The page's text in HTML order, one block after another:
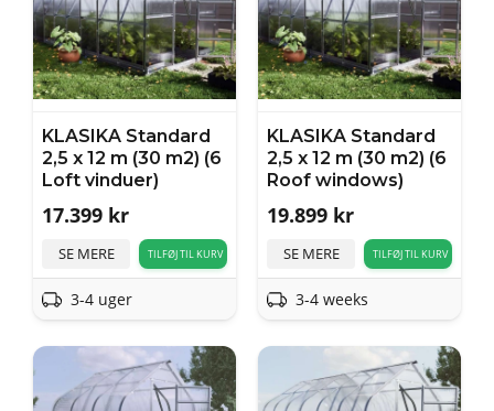
KLASIKA Standard
2,5 x 12 m (30 m2) (6
Loft vinduer)
17.399 kr
SE MERE TILFØJ TIL KURV
3-4 uger
KLASIKA Standard
2,5 x 12 m (30 m2) (6
Roof windows)
19.899 kr
SE MERE TILFØJ TIL KURV
3-4 weeks